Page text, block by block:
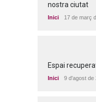
nostra ciutat
Inici 17 de març
Espai
Inici 9 d'agost de